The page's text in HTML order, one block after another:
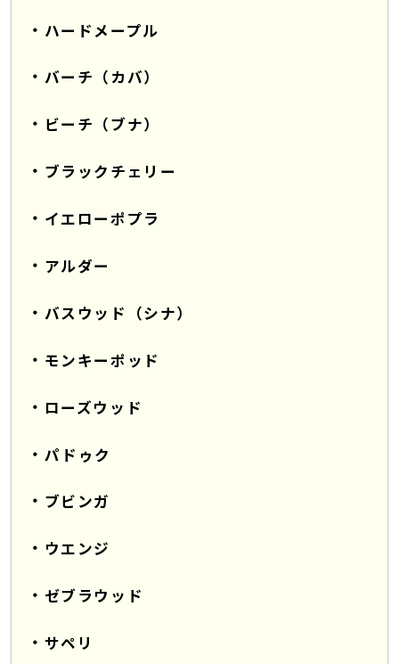
ハードメープル
バーチ（カバ）
ビーチ（ブナ）
ブラックチェリー
イエローポプラ
アルダー
バスウッド（シナ）
モンキーポッド
ローズウッド
パドゥク
ブビンガ
ウエンジ
ゼブラウッド
サペリ